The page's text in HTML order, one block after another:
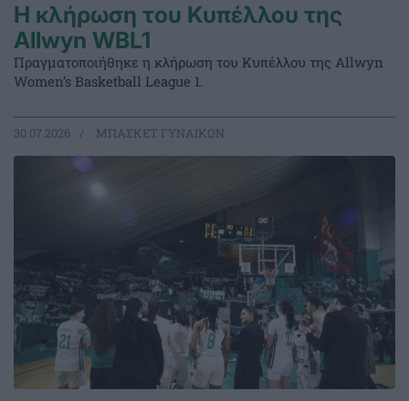
Η κλήρωση του Κυπέλλου της
Allwyn WBL1
Πραγματοποιήθηκε η κλήρωση του Κυπέλλου της Allwyn
Women’s Basketball League 1.
30.07.2026 ΜΠΑΣΚΕΤ ΓΥΝΑΙΚΩΝ